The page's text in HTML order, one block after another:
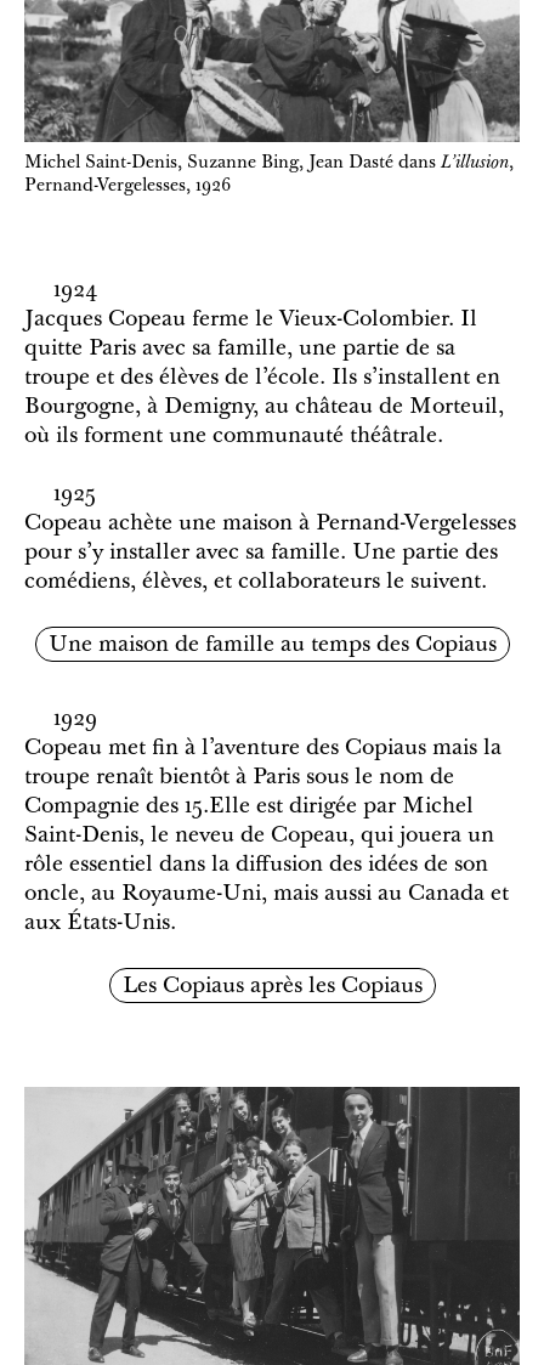
Michel Saint-Denis, Suzanne Bing, Jean Dasté dans L'illusion,
Pernand-Vergelesses, 1926
1924
Jacques Copeau ferme le Vieux-Colombier. Il
quitte Paris avec sa famille, une partie de sa
troupe et des élèves de l’école. Ils s’installent en
Bourgogne, à Demigny, au château de Morteuil,
où ils forment une communauté théâtrale.
1925
Copeau achète une maison à Pernand-Vergelesses
pour s'y installer avec sa famille. Une partie des
comédiens, élèves, et collaborateurs le suivent.
Une maison de famille au temps des Copiaus
1929
Copeau met fin à l’aventure des Copiaus mais la
troupe renaît bientôt à Paris sous le nom de
Compagnie des 15.Elle est dirigée par Michel
Saint-Denis, le neveu de Copeau, qui jouera un
rôle essentiel dans la diffusion des idées de son
oncle, au Royaume-Uni, mais aussi au Canada et
aux États-Unis.
Les Copiaus après les Copiaus